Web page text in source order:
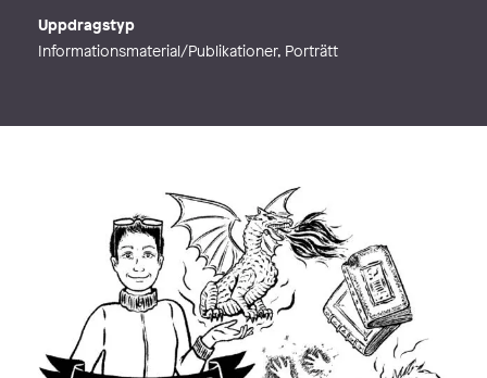
Uppdragstyp
Informationsmaterial/Publikationer, Porträtt